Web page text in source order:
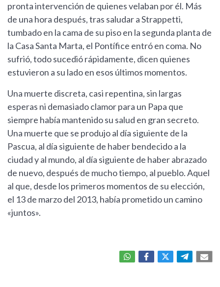
pronta intervención de quienes velaban por él. Más
de una hora después, tras saludar a Strappetti,
tumbado en la cama de su piso en la segunda planta de
la Casa Santa Marta, el Pontífice entró en coma. No
sufrió, todo sucedió rápidamente, dicen quienes
estuvieron a su lado en esos últimos momentos.
Una muerte discreta, casi repentina, sin largas
esperas ni demasiado clamor para un Papa que
siempre había mantenido su salud en gran secreto.
Una muerte que se produjo al día siguiente de la
Pascua, al día siguiente de haber bendecido a la
ciudad y al mundo, al día siguiente de haber abrazado
de nuevo, después de mucho tiempo, al pueblo. Aquel
al que, desde los primeros momentos de su elección,
el 13 de marzo del 2013, había prometido un camino
«juntos».